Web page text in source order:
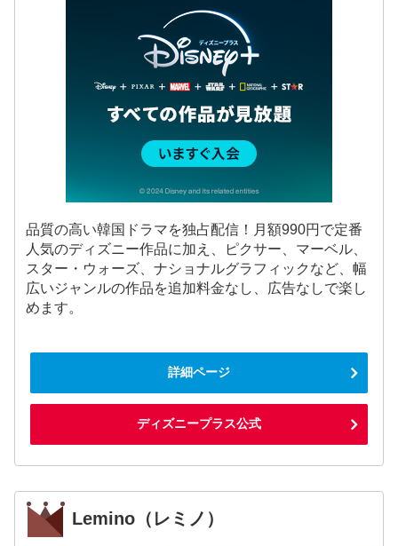
品質の高い韓国ドラマを独占配信！月額990円で定番
人気のディズニー作品に加え、ピクサー、マーベル、
スター・ウォーズ、ナショナルグラフィックなど、幅
広いジャンルの作品を追加料金なし、広告なしで楽し
めます。
詳細ページ
ディズニープラス公式
Lemino（レミノ）